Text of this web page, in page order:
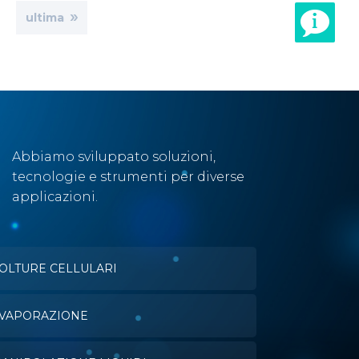
ultima
Abbiamo sviluppato soluzioni,
tecnologie e strumenti per diverse
applicazioni.
CELLULARI